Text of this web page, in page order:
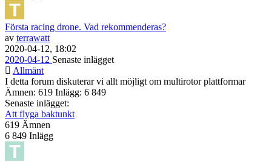
Första racing drone. Vad rekommenderas?
av terrawatt
2020-04-12, 18:02
2020-04-12 Senaste inlägget
Allmänt
I detta forum diskuterar vi allt möjligt om multirotor plattformar
Ämnen: 619 Inlägg: 6 849
Senaste inlägget:
Att flyga baktunkt
619 Ämnen
6 849 Inlägg